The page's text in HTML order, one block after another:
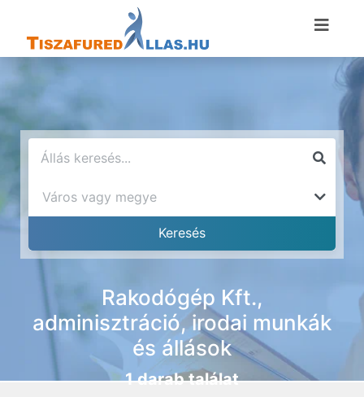
Rakodógép Kft.,
adminisztráció, irodai munkák
és állások
1 darab találat